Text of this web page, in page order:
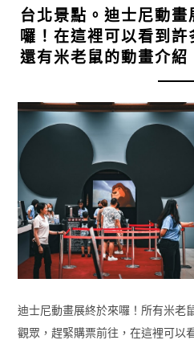
台北景點。迪士尼動
囉！在這裡可以看到許
還有米老鼠的動畫介
迪士尼動畫展終於來囉！所有米老
觀眾，趕緊購票前往，在這裡可以